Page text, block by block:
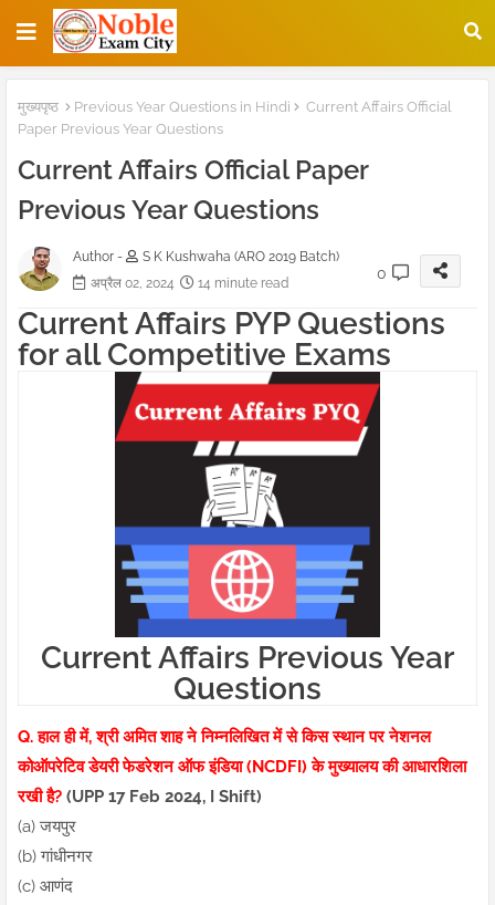
मुख्यपृष्ठ Previous Year Questions in Hindi
Current Affairs Official
Paper Previous Year Questions
Current Affairs Official Paper
Previous Year Questions
Author -
S K Kushwaha (ARO 2019 Batch)
अप्रैल 02, 2024
14 minute read
0
Current Affairs PYP Questions
for all Competitive Exams
Current Affairs Previous Year
Questions
Q. हाल ही में, श्री अमित शाह ने निम्नलिखित में से किस स्थान पर नेशनल
कोऑपरेटिव डेयरी फेडरेशन ऑफ इंडिया (NCDFI) के मुख्यालय की आधारशिला
रखी है? (UPP 17 Feb 2024, I Shift)
(a) जयपुर
(b) गांधीनगर
(c) आणंद